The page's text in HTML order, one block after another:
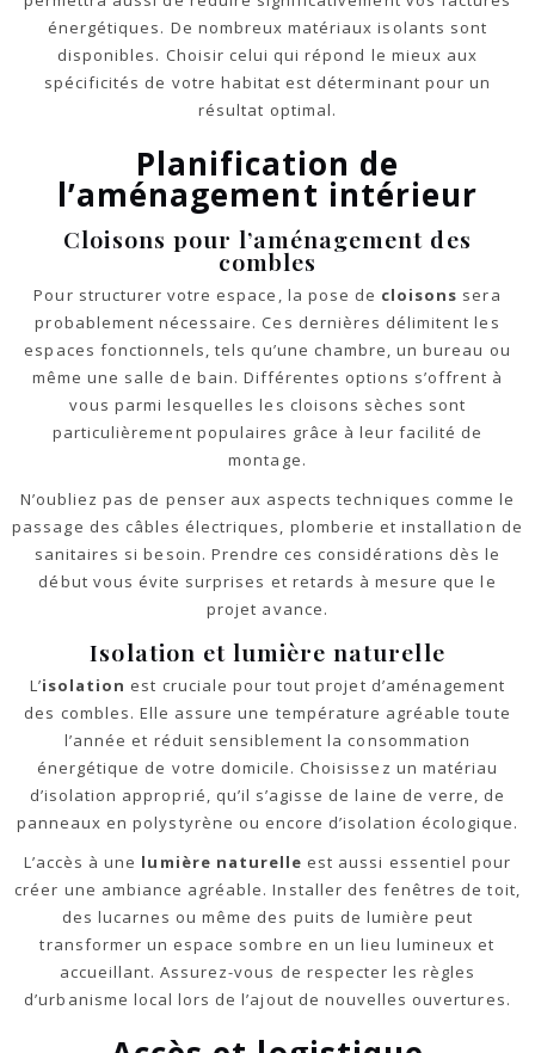
énergétiques. De nombreux matériaux isolants sont
disponibles. Choisir celui qui répond le mieux aux
spécificités de votre habitat est déterminant pour un
résultat optimal.
Planification de
l’aménagement intérieur
Cloisons pour l’aménagement des
combles
Pour structurer votre espace, la pose de cloisons sera
probablement nécessaire. Ces dernières délimitent les
espaces fonctionnels, tels qu’une chambre, un bureau ou
même une salle de bain. Différentes options s’offrent à
vous parmi lesquelles les cloisons sèches sont
particulièrement populaires grâce à leur facilité de
montage.
N’oubliez pas de penser aux aspects techniques comme le
passage des câbles électriques, plomberie et installation de
sanitaires si besoin. Prendre ces considérations dès le
début vous évite surprises et retards à mesure que le
projet avance.
Isolation et lumière naturelle
L’isolation est cruciale pour tout projet d’aménagement
des combles. Elle assure une température agréable toute
l’année et réduit sensiblement la consommation
énergétique de votre domicile. Choisissez un matériau
d’isolation approprié, qu’il s’agisse de laine de verre, de
panneaux en polystyrène ou encore d’isolation écologique.
L’accès à une lumière naturelle est aussi essentiel pour
créer une ambiance agréable. Installer des fenêtres de toit,
des lucarnes ou même des puits de lumière peut
transformer un espace sombre en un lieu lumineux et
accueillant. Assurez-vous de respecter les règles
d’urbanisme local lors de l’ajout de nouvelles ouvertures.